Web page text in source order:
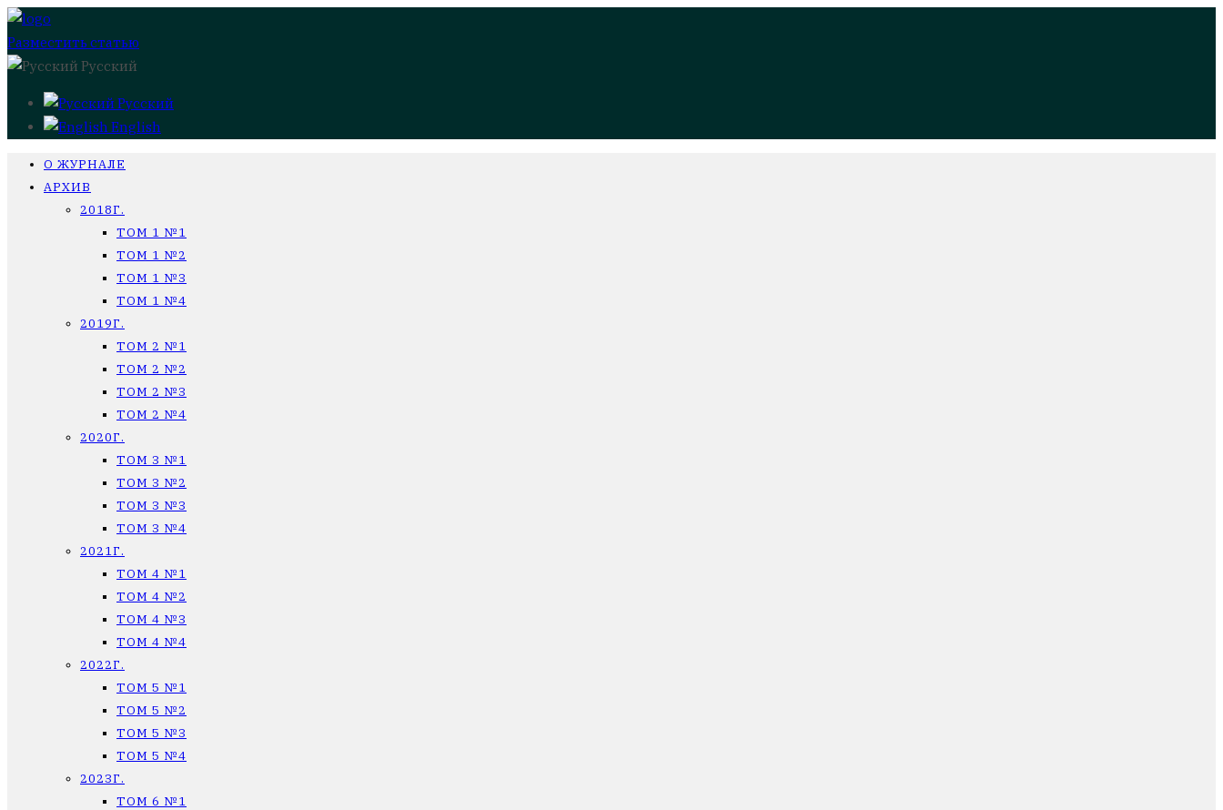
Разместить статью
Русский
Русский
English
О ЖУРНАЛЕ
АРХИВ
2018Г.
ТОМ 1 №1
ТОМ 1 №2
ТОМ 1 №3
ТОМ 1 №4
2019Г.
ТОМ 2 №1
ТОМ 2 №2
ТОМ 2 №3
ТОМ 2 №4
2020Г.
ТОМ 3 №1
ТОМ 3 №2
ТОМ 3 №3
ТОМ 3 №4
2021Г.
ТОМ 4 №1
ТОМ 4 №2
ТОМ 4 №3
ТОМ 4 №4
2022Г.
ТОМ 5 №1
ТОМ 5 №2
ТОМ 5 №3
ТОМ 5 №4
2023Г.
ТОМ 6 №1